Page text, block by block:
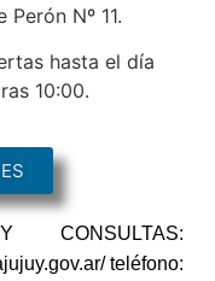
Nº 11.
hasta el día
10:00.
CONSULTAS:
teléfono: